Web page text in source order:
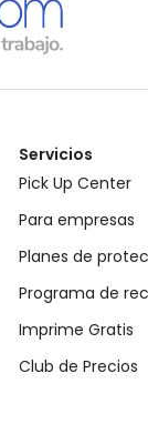
Servicios
Pick Up Center
Para empresas
Planes de
Programa de
Imprime Gratis
Club de Precios